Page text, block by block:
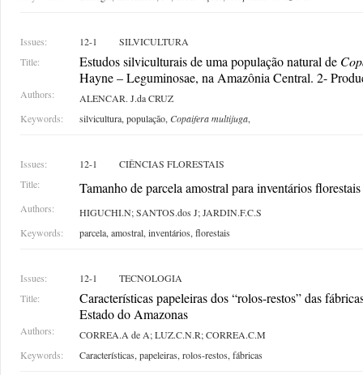
Issues: 12-1
SILVICULTURA
Title:
Estudos silviculturais de uma população natural de
Hayne – Leguminosae, na Amazônia Central. 2-
Authors:
ALENCAR. J.da CRUZ
Keywords:
silvicultura, população, Copaifera multijuga,
Issues: 12-1
CIÊNCIAS FLORESTAIS
Title:
Tamanho de parcela amostral para inventários florestais
Authors:
HIGUCHI.N; SANTOS.dos J; JARDIN.F.C.S
Keywords:
parcela, amostral, inventários, florestais
Issues: 12-1
TECNOLOGIA
Title:
Características papeleiras dos “rolos-restos” das
Estado do Amazonas
Authors:
CORREA.A de A; LUZ.C.N.R; CORREA.C.M
Keywords:
Características, papeleiras, rolos-restos, fábricas